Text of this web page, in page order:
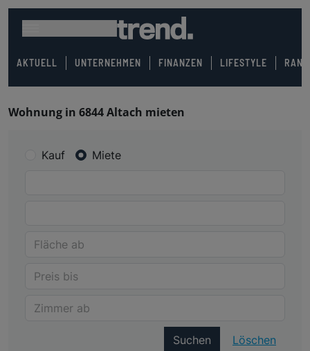
AKTUELL UNTERNEHMEN FINANZEN LIFESTYLE
Wohnung in 6844 Altach mieten
Kauf Miete
Suchen Löschen